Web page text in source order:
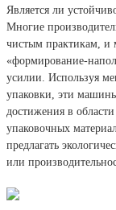
Является ли
Многие
чистым практикам, и
«формирование-
усилии. Используя
упаковки, эти
достижения в
упаковочных
предлагать
или